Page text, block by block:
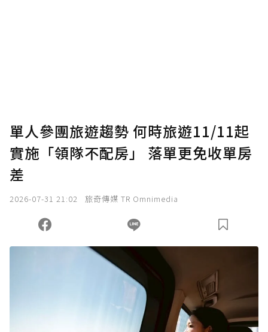
單人參團旅遊趨勢 何時旅遊11/11起
實施「領隊不配房」 落單更免收單房
差
2026-07-31 21:02 旅奇傳媒 TR Omnimedia